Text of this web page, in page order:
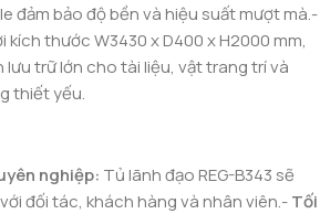
đảm bảo độ bền và hiệu suất mượt mà.-
kích thước W3430 x D400 x H2000 mm,
trữ lớn cho tài liệu, vật trang trí và
thiết yếu.
nghiệp: Tủ lãnh đạo REG-B343 sẽ
đối tác, khách hàng và nhân viên.-Tối